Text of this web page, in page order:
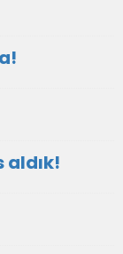
aldık!